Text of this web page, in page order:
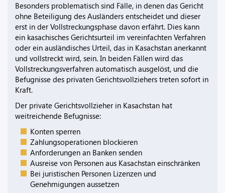
Besonders problematisch sind Fälle, in denen das Gericht
ohne Beteiligung des Ausländers entscheidet und dieser
erst in der Vollstreckungsphase davon erfährt. Dies kann
ein kasachisches Gerichtsurteil im vereinfachten Verfahren
oder ein ausländisches Urteil, das in Kasachstan anerkannt
und vollstreckt wird, sein. In beiden Fällen wird das
Vollstreckungsverfahren automatisch ausgelöst, und die
Befugnisse des privaten Gerichtsvollziehers treten sofort in
Kraft.
Der private Gerichtsvollzieher in Kasachstan hat
weitreichende Befugnisse:
Konten sperren
Zahlungsoperationen blockieren
Anforderungen an Banken senden
Ausreise von Personen aus Kasachstan einschränken
Bei juristischen Personen Lizenzen und
Genehmigungen aussetzen